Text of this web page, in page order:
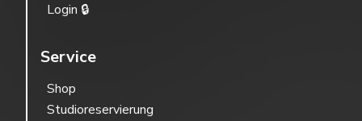
Login 🔒
Service
Shop
Studioreservierung